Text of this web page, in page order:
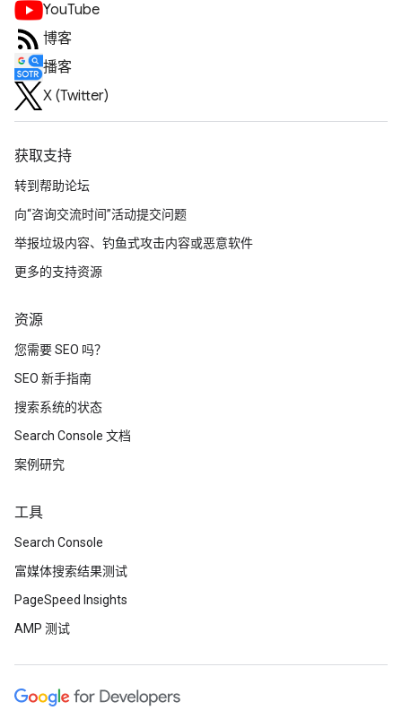
YouTube
博客
播客
X (Twitter)
获取支持
转到帮助论坛
向“咨询交流时间”活动提交问题
举报垃圾内容、钓鱼式攻击内容或恶意软件
更多的支持资源
资源
您需要 SEO 吗？
SEO 新手指南
搜索系统的状态
Search Console 文档
案例研究
工具
Search Console
富媒体搜索结果测试
PageSpeed Insights
AMP 测试